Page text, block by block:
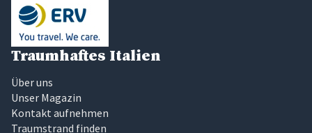
Traumhaftes Italien
Über uns
Unser Magazin
Kontakt aufnehmen
Traumstrand finden